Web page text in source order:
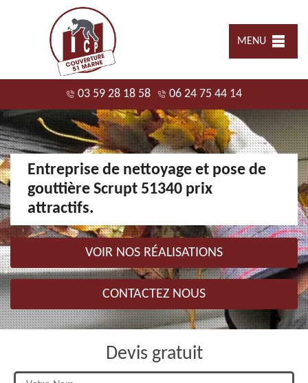
MENU
03 59 28 18 58 06 24 75 44 14
Entreprise de nettoyage et pose de
gouttière Scrupt 51340 prix
attractifs.
VOIR NOS RÉALISATIONS
CONTACTEZ NOUS
Devis gratuit